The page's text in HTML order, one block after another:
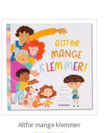
Altfor mange klemmer